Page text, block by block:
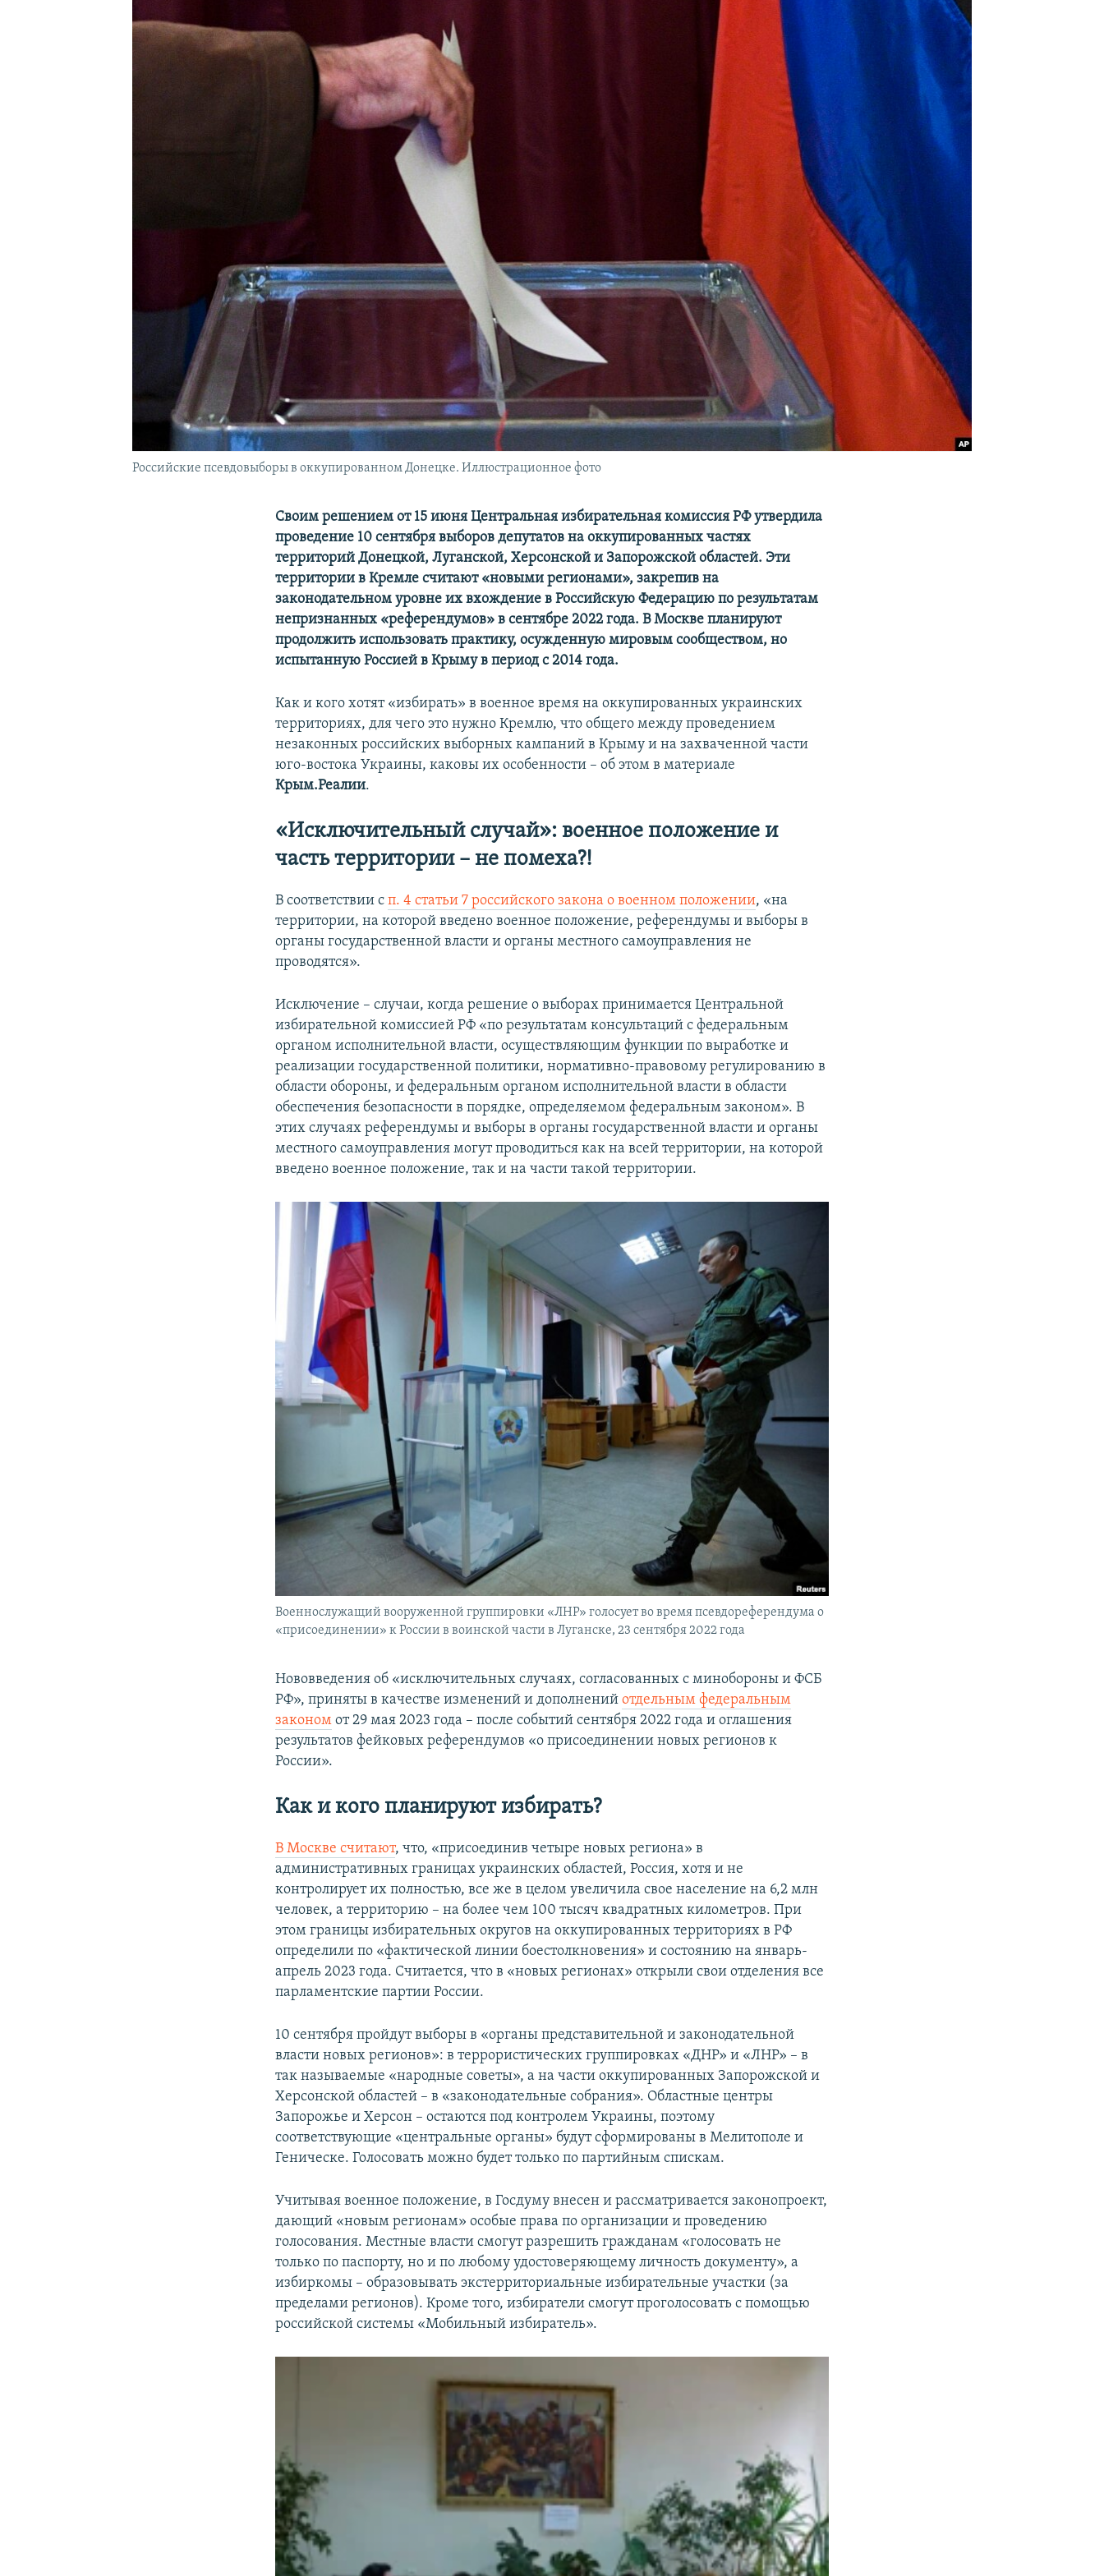
КРЫМ.НЕПОКОРЕННЫЙ
Российские псевдовыборы в оккупированном Донецке. Иллюстрационное фото
Своим решением от 15 июня Центральная избирательная комиссия РФ утвердила
проведение 10 сентября выборов депутатов на оккупированных частях
территорий Донецкой, Луганской, Херсонской и Запорожской областей. Эти
территории в Кремле считают «новыми регионами», закрепив на
законодательном уровне их вхождение в Российскую Федерацию по результатам
непризнанных «референдумов» в сентябре 2022 года. В Москве планируют
продолжить использовать практику, осужденную мировым сообществом, но
испытанную Россией в Крыму в период с 2014 года.
Как и кого хотят «избирать» в военное время на оккупированных украинских
территориях, для чего это нужно Кремлю, что общего между проведением
незаконных российских выборных кампаний в Крыму и на захваченной части
юго-востока Украины, каковы их особенности – об этом в материале
Крым.Реалии.
«Исключительный случай»: военное положение и
часть территории – не помеха?!
В соответствии сп. 4 статьи 7 российского закона о военном положении, «на
территории, на которой введено военное положение, референдумы и выборы в
органы государственной власти и органы местного самоуправления не
проводятся».
Исключение – случаи, когда решение о выборах принимается Центральной
избирательной комиссией РФ «по результатам консультаций с федеральным
органом исполнительной власти, осуществляющим функции по выработке и
реализации государственной политики, нормативно-правовому регулированию в
области обороны, и федеральным органом исполнительной власти в области
обеспечения безопасности в порядке, определяемом федеральным законом». В
этих случаях референдумы и выборы в органы государственной власти и органы
местного самоуправления могут проводиться как на всей территории, на которой
введено военное положение, так и на части такой территории.
Военнослужащий вооруженной группировки «ЛНР» голосует во время псевдореферендума о
«присоединении» к России в воинской части в Луганске, 23 сентября 2022 года
Нововведения об «исключительных случаях, согласованных с минобороны и ФСБ
РФ», приняты в качестве изменений и дополненийотдельным федеральным
законом от 29 мая 2023 года – после событий сентября 2022 года и оглашения
результатов фейковых референдумов «о присоединении новых регионов к
России».
Как и кого планируют избирать?
В Москве считают, что, «присоединив четыре новых региона» в
административных границах украинских областей, Россия, хотя и не
контролирует их полностью, все же в целом увеличила свое население на 6,2 млн
человек, а территорию – на более чем 100 тысяч квадратных километров. При
этом границы избирательных округов на оккупированных территориях в РФ
определили по «фактической линии боестолкновения» и состоянию на январь-
апрель 2023 года. Считается, что в «новых регионах» открыли свои отделения все
парламентские партии России.
10 сентября пройдут выборы в «органы представительной и законодательной
власти новых регионов»: в террористических группировках «ДНР» и «ЛНР» – в
так называемые «народные советы», а на части оккупированных Запорожской и
Херсонской областей – в «законодательные собрания». Областные центры
Запорожье и Херсон – остаются под контролем Украины, поэтому
соответствующие «центральные органы» будут сформированы в Мелитополе и
Геническе. Голосовать можно будет только по партийным спискам.
Учитывая военное положение, в Госдуму внесен и рассматривается законопроект,
дающий «новым регионам» особые права по организации и проведению
голосования. Местные власти смогут разрешить гражданам «голосовать не
только по паспорту, но и по любому удостоверяющему личность документу», а
избиркомы – образовывать экстерриториальные избирательные участки (за
пределами регионов). Кроме того, избиратели смогут проголосовать с помощью
российской системы «Мобильный избиратель».